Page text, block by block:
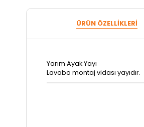
ÜRÜN ÖZELLIKLERI
Yarım Ayak Yayı
Lavabo montaj vidası yayıdır.